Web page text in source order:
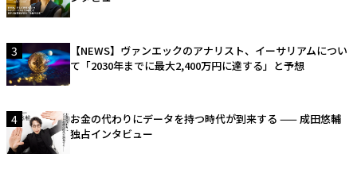
3
【NEWS】ヴァンエックのアナリスト、イーサリアムについ
て「2030年までに最大2,400万円に達する」と予想
4
お金の代わりにデータを持つ時代が到来する —— 成田悠輔
独占インタビュー